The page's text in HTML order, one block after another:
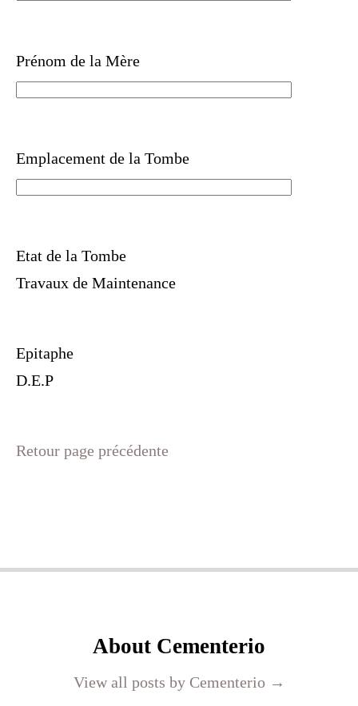
Prénom de la Mère
Emplacement de la Tombe
Etat de la Tombe
Travaux de Maintenance
Epitaphe
D.E.P
Retour page précédente
About Cementerio
View all posts by Cementerio →